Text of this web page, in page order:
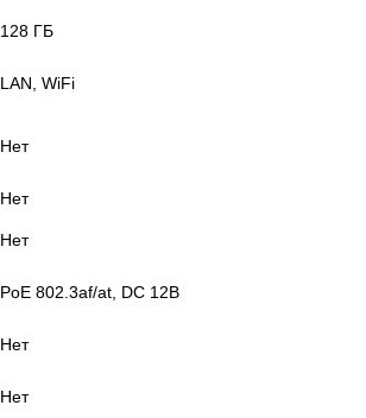
128 ГБ
LAN, WiFi
Нет
Нет
Нет
PoE 802.3af/at, DC 12В
Нет
Нет